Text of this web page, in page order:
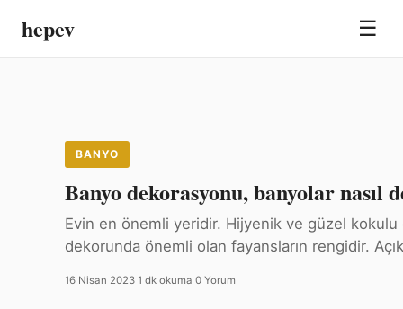
hepev ☰
BANYO
Banyo dekorasyonu, banyolar nasıl
Evin en önemli yeridir. Hijyenik ve güzel kokulu
dekorunda önemli olan fayansların rengidir.
16 Nisan 2023 1 dk okuma 0 Yorum